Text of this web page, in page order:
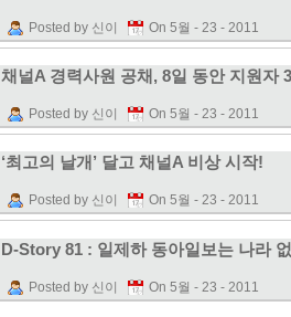
Posted by 신이 On 5월 - 23 - 2011
채널A 경력사원 공채, 8일 동안 지원자
Posted by 신이 On 5월 - 23 - 2011
‘최고의 날개’ 달고 채널A 비상 시작!
Posted by 신이 On 5월 - 23 - 2011
D-Story 81 : 일제하 동아일보는 나라
Posted by 신이 On 5월 - 23 - 2011